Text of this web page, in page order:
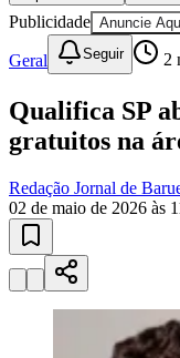
Sport
10 anos de JBnovo
Esportes ao
atualizadas
Paulistão, Brasileirão,
real, classificação e